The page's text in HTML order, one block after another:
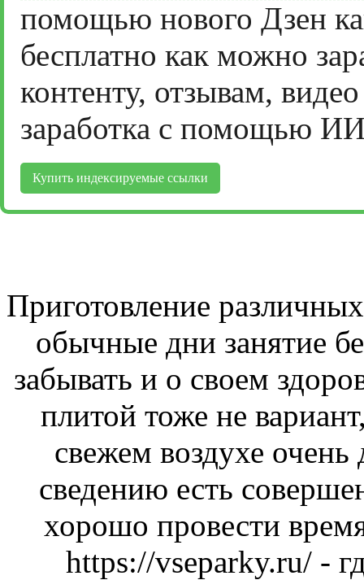
помощью нового Дзен
бесплатно как можно
контенту, отзывам,
заработка с помощью
Купить индексируемые ссылки
Приготовление
обычные дни занятие
забывать и о своем
плитой тоже не
свежем воздухе
сведению есть
хорошо провести
https://vseparky.ru/ -